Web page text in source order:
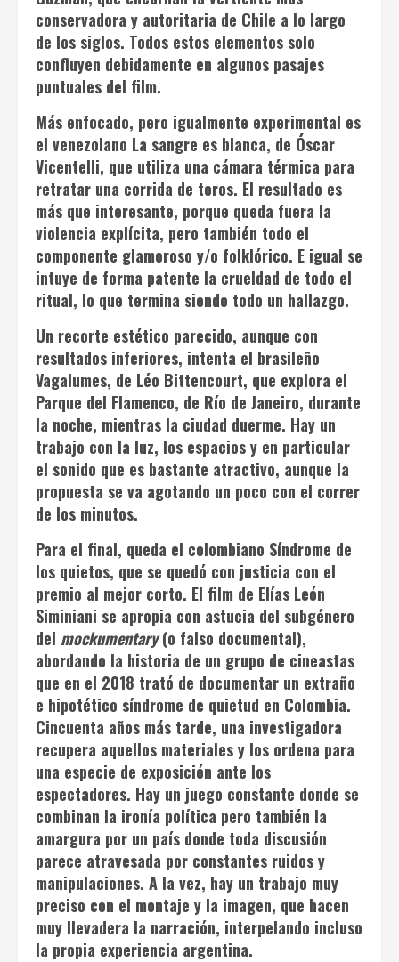
conservadora y autoritaria de Chile a lo largo
de los siglos. Todos estos elementos solo
confluyen debidamente en algunos pasajes
puntuales del film.
Más enfocado, pero igualmente experimental es
el venezolano La sangre es blanca, de Óscar
Vicentelli, que utiliza una cámara térmica para
retratar una corrida de toros. El resultado es
más que interesante, porque queda fuera la
violencia explícita, pero también todo el
componente glamoroso y/o folklórico. E igual se
intuye de forma patente la crueldad de todo el
ritual, lo que termina siendo todo un hallazgo.
Un recorte estético parecido, aunque con
resultados inferiores, intenta el brasileño
Vagalumes, de Léo Bittencourt, que explora el
Parque del Flamenco, de Río de Janeiro, durante
la noche, mientras la ciudad duerme. Hay un
trabajo con la luz, los espacios y en particular
el sonido que es bastante atractivo, aunque la
propuesta se va agotando un poco con el correr
de los minutos.
Para el final, queda el colombiano Síndrome de
los quietos, que se quedó con justicia con el
premio al mejor corto. El film de Elías León
Siminiani se apropia con astucia del subgénero
del mockumentary(o falso documental),
abordando la historia de un grupo de cineastas
que en el 2018 trató de documentar un extraño
e hipotético síndrome de quietud en Colombia.
Cincuenta años más tarde, una investigadora
recupera aquellos materiales y los ordena para
una especie de exposición ante los
espectadores. Hay un juego constante donde se
combinan la ironía política pero también la
amargura por un país donde toda discusión
parece atravesada por constantes ruidos y
manipulaciones. A la vez, hay un trabajo muy
preciso con el montaje y la imagen, que hacen
muy llevadera la narración, interpelando incluso
la propia experiencia argentina.